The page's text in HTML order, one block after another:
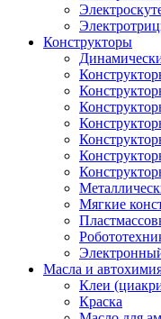
Конструкторы
Мягкие
Масла и
Клеи
Краска